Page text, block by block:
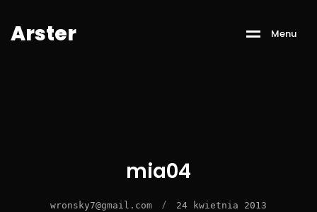
Arster Menu
mia04
wronsky7@gmail.com / 24 kwietnia 2013